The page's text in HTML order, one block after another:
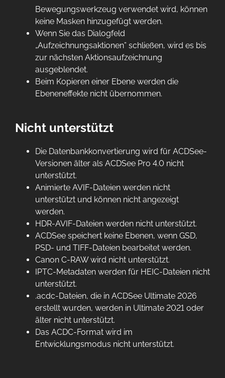
Bewegungswerkzeug verwendet wird, können
keine Masken hinzugefügt werden.
Wenn Sie das Dialogfeld
„Aufzeichnungsaktionen” schließen, wird es bis
zur nächsten Aktionsaufzeichnung
ausgeblendet.
Beim Kopieren einer Ebene werden die
Ebeneneffekte nicht übernommen.
Nicht unterstützt
Die Datenbankkonvertierung wird für ACDSee-
Versionen älter als ACDSee Pro 4.0 nicht
unterstützt.
Animierte AVIF-Dateien werden nicht
unterstützt und können nicht angezeigt
werden.
HDR-AVIF-Dateien werden nicht unterstützt.
ACDSee speichert keine Ebenen, wenn GSD,
PSD- und TIFF-Dateien bearbeitet werden.
Canon C-RAW wird nicht unterstützt.
IPTC-Metadaten werden für HEIC-Dateien nicht
unterstützt.
.acdc-Dateien, die in ACDSee Ultimate 2026
erstellt wurden, werden in Ultimate 2021 oder
älter nicht unterstützt.
Das ACDC-Format wird im
Entwicklungsmodus nicht unterstützt.